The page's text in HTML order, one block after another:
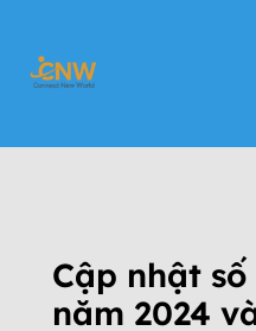
Cập nhật số
năm 2024